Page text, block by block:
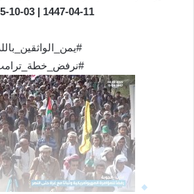
11-04-1447 | 03-10-2025